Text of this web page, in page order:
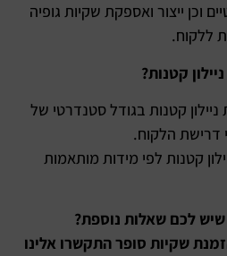
וכן ייצור ואספקת שקיות גופיה
ללקוח.
קטנות?
ניילון קטנות בגודל סטנדרטי של
קטנות לפי מידות מותאמות
לכם שאלות נוספת?
שקיות סופר התקשרו אלינו